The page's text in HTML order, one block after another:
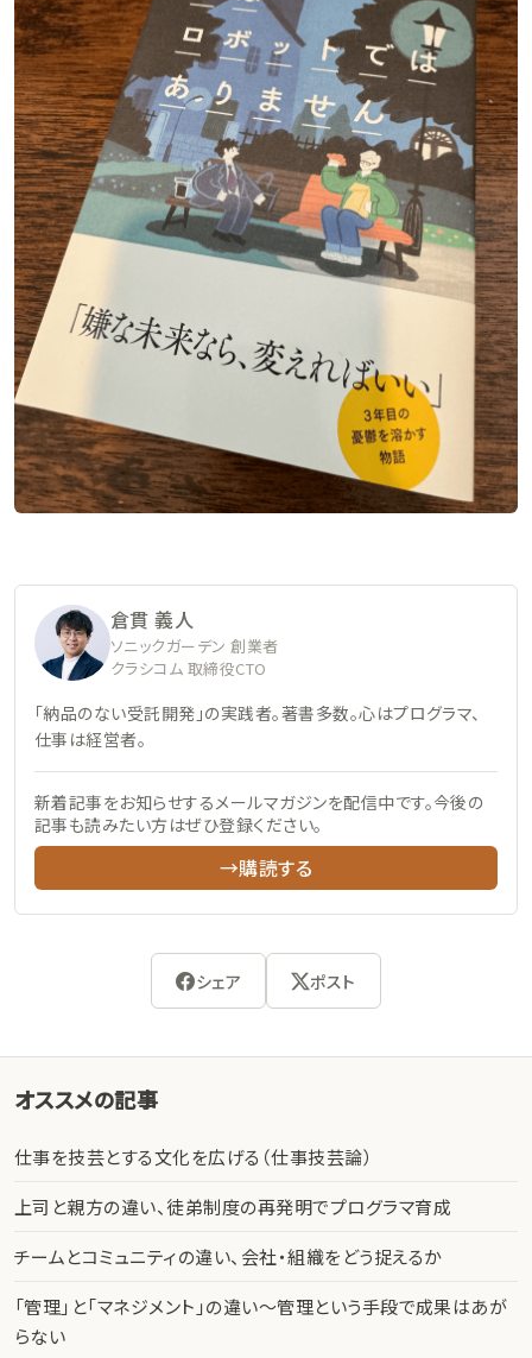
倉貫 義人
ソニックガーデン 創業者
クラシコム 取締役CTO
「納品のない受託開発」の実践者。著書多数。心はプログラマ、
仕事は経営者。
新着記事をお知らせするメールマガジンを配信中です。今後の
記事も読みたい方はぜひ登録ください。
→購読する
シェア ポスト
オススメの記事
仕事を技芸とする文化を広げる（仕事技芸論）
上司と親方の違い、徒弟制度の再発明でプログラマ育成
チームとコミュニティの違い、会社・組織をどう捉えるか
「管理」と「マネジメント」の違い〜管理という手段で成果はあが
らない